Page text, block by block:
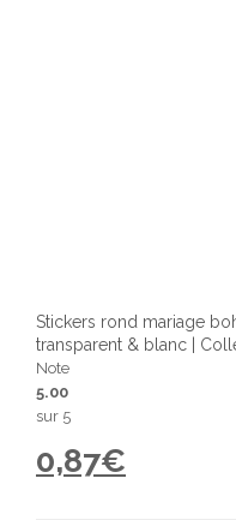
Stickers rond mariage
transparent & blanc |
Note
5.00
sur 5
0,87€